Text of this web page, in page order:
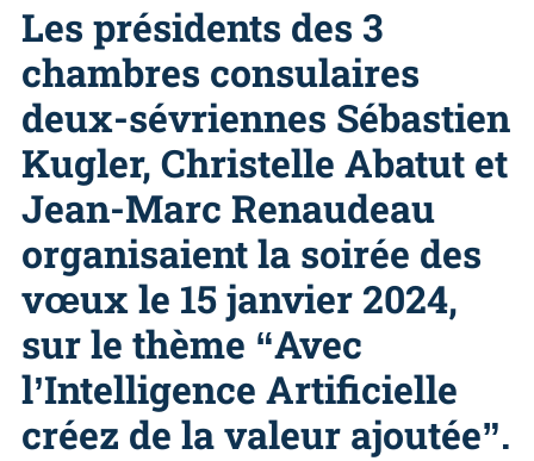
Les présidents des 3
chambres consulaires
deux-sévriennes Sébastien
Kugler, Christelle Abatut et
Jean-Marc Renaudeau
organisaient la soirée des
vœux le 15 janvier 2024,
sur le thème “Avec
l’Intelligence Artificielle
créez de la valeur ajoutée”.